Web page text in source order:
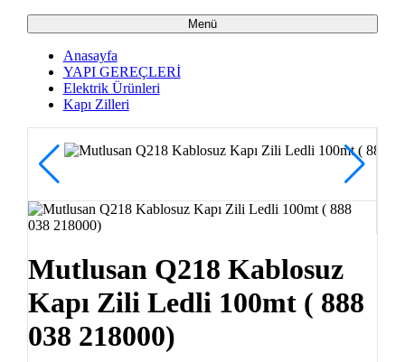
Menü
Anasayfa
YAPI GEREÇLERİ
Elektrik Ürünleri
Kapı Zilleri
Mutlusan Q218 Kablosuz
Kapı Zili Ledli 100mt ( 888
038 218000)